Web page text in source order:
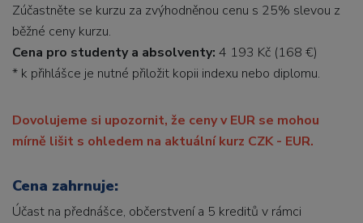
Zúčastněte se kurzu za zvýhodněnou cenu s 25% slevou z
běžné ceny kurzu.
Cena pro studenty a absolventy: 4 193 Kč (168 €)
* k přihlášce je nutné přiložit kopii indexu nebo diplomu.
Dovolujeme si upozornit, že ceny v EUR se mohou
mírně lišit s ohledem na aktuální kurz CZK - EUR.
Cena zahrnuje:
Účast na přednášce, občerstvení a 5 kreditů v rámci